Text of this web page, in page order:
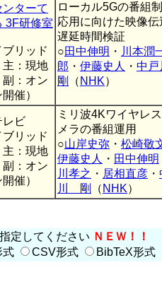
ターて
3F研修室
ブリッド
主：現地
副：オン
催）
ローカル5Gの番組
応用に向けた映像伝
遅延時間検証
○田中伸明 ・ 川本潤
郎 ・ 伊藤史人 ・ 中
剛
（ NHK）
レビ
ブリッド
主：現地
副：オン
催）
ミリ波4Kワイヤレ
メラの番組運用
○山岸史弥 ・ 松崎敬
伊藤史人
・ 田中伸明
川孝之 ・ 居相直彦 ・
川 剛
（ NHK）
定してください ＮＥＷ！！
式 CSV形式 BibTeX形式